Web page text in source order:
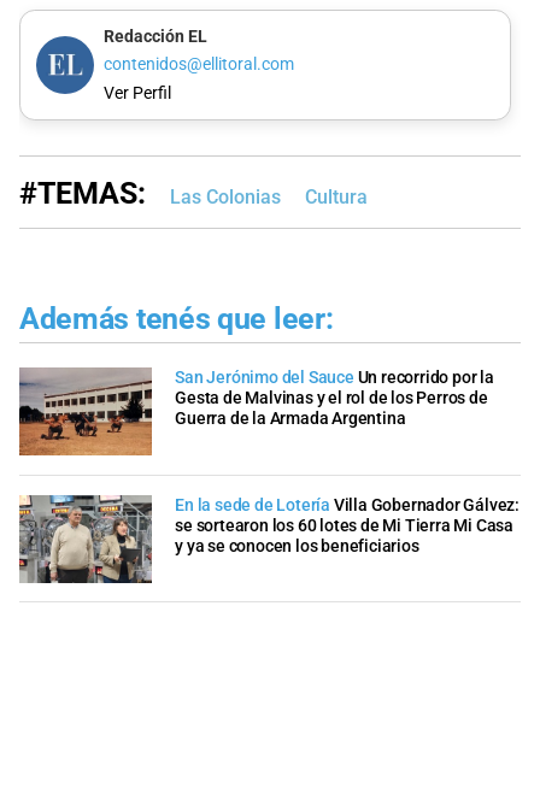
Redacción EL
contenidos@ellitoral.com
Ver Perfil
#TEMAS: Las Colonias Cultura
Además tenés que leer:
San Jerónimo del Sauce Un recorrido por la
Gesta de Malvinas y el rol de los Perros de
Guerra de la Armada Argentina
En la sede de Lotería Villa Gobernador Gálvez:
se sortearon los 60 lotes de Mi Tierra Mi Casa
y ya se conocen los beneficiarios